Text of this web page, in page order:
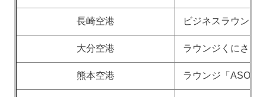
長崎空港 ビジネスラウンジ
大分空港 ラウンジくにさき
熊本空港 ラウンジ「ASO」